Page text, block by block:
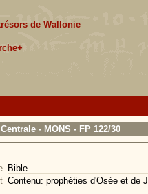
de Wallonie
- MONS - FP 122/30
Bible
Contenu: prophéties d'Osée et de